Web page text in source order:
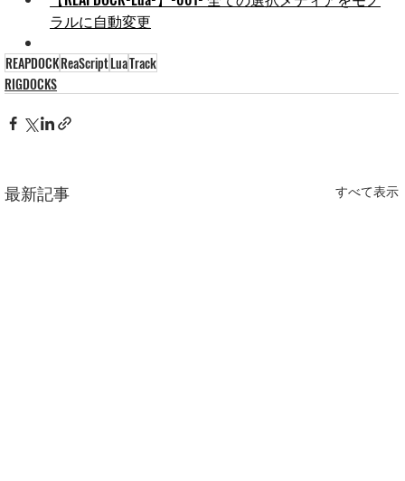
ラルに自動変更
REAPDOCKReaScriptLuaTrack
RIGDOCKS
最新記事 すべて表示